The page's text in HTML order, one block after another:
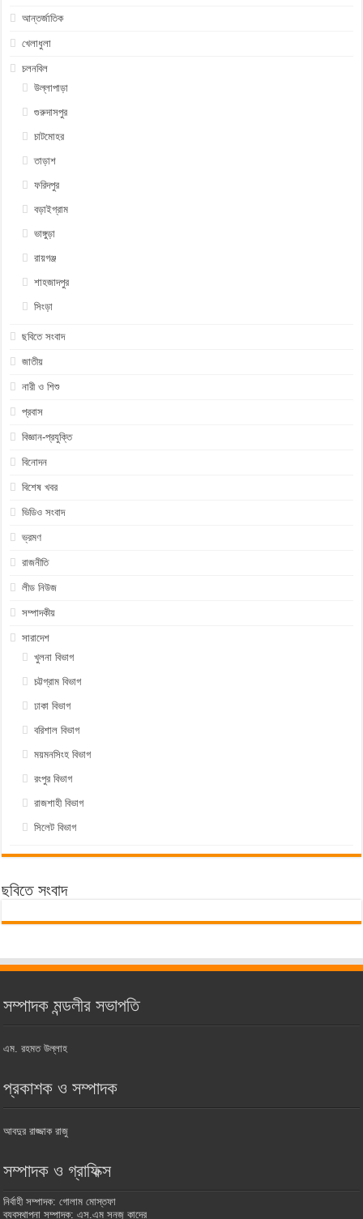
আন্তর্জাতিক
খেলাধুলা
চলনবিল
উল্লাপাড়া
গুরুদাসপুর
চাটমোহর
তাড়াশ
ফরিদপুর
বড়াইগ্রাম
ভাঙ্গুড়া
রায়গঞ্জ
শাহজাদপুর
সিংড়া
ছবিতে সংবাদ
জাতীয়
নারী ও শিশু
প্রবাস
বিজ্ঞান-প্রযুক্তি
বিনোদন
বিশেষ খবর
ভিডিও সংবাদ
ভ্রমণ
রাজনীতি
লীড নিউজ
সম্পাদকীয়
সারাদেশ
খুলনা বিভাগ
চট্টগ্রাম বিভাগ
ঢাকা বিভাগ
বরিশাল বিভাগ
ময়মনসিংহ বিভাগ
রংপুর বিভাগ
রাজশাহী বিভাগ
সিলেট বিভাগ
ছবিতে সংবাদ
সম্পাদক মন্ডলীর সভাপতি
এম. রহমত উল্লাহ
প্রকাশক ও সম্পাদক
আবদুর রাজ্জাক রাজু
সম্পাদক ও গ্রাফিক্স
নির্বাহী সম্পাদক: গোলাম মোস্তফা
ব্যবস্থাপনা সম্পাদক: এস.এম সনজু কাদের